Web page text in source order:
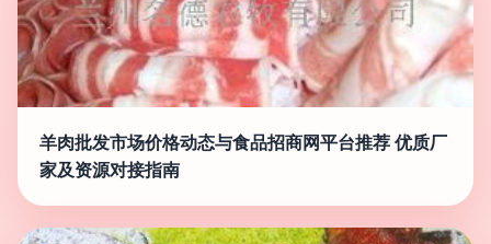
羊肉批发市场价格动态与食品招商网平台推荐 优质厂
家及资源对接指南